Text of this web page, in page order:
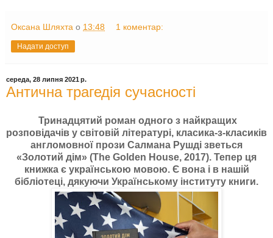
Оксана Шляхта о 13:48 1 коментар:
Надати доступ
середа, 28 липня 2021 р.
Антична трагедія сучасності
Тринадцятий роман одного з найкращих
розповідачів у світовій літературі, класика-з-класиків
англомовної прози Салмана Рушді зветься
«Золотий дім» (The Golden House, 2017). Тепер ця
книжка є українською мовою. Є вона і в нашій
бібліотеці, дякуючи Українському інституту книги.